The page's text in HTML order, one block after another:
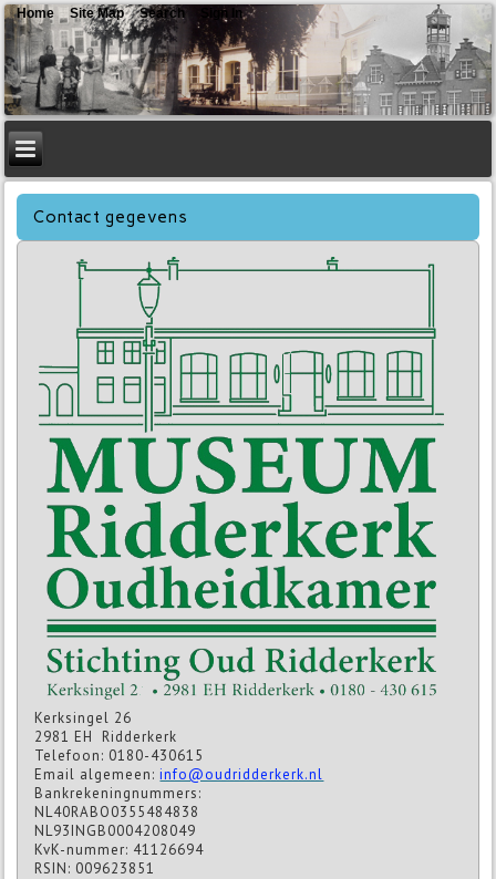
Contact gegevens
Kerksingel 26
2981 EH Ridderkerk
Telefoon: 0180-430615
Email algemeen:info@oudridderkerk.nl
Bankrekeningnummers:
NL40RABO0355484838
NL93INGB0004208049
KvK-nummer: 41126694
RSIN: 009623851
Home Site Map Search Sign In